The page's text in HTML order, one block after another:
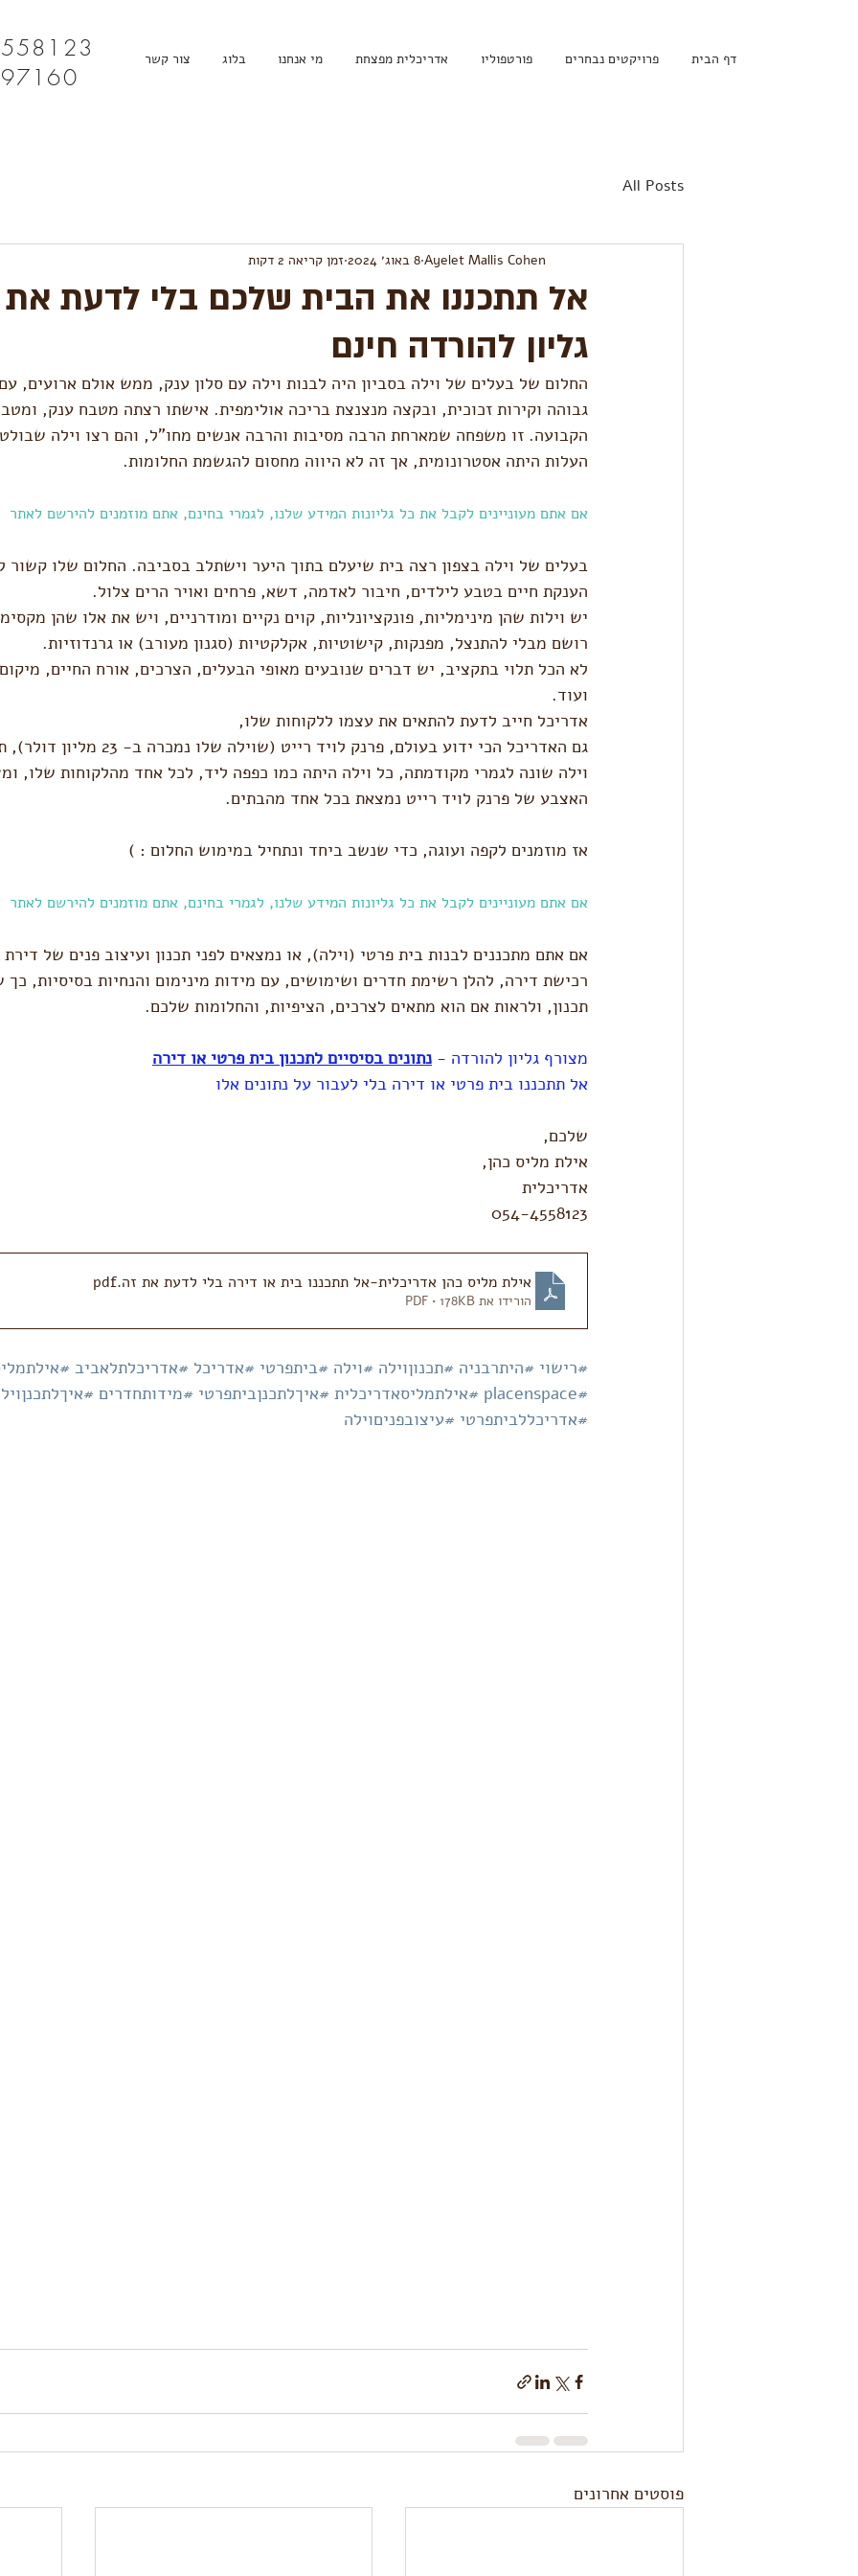
דף הבית פרויקטים נבחרים פורטפוליו אדריכלית מפצחת מי אנחנו בלוג צור קשר
All Posts
אל תתכננו את הבית שלכם בלי לדעת
גליון להורדה חינם
Ayelet Mallis Cohen 8 באוג׳ 2024 זמן קריאה 2 דקות
החלום של בעלים של וילה בסביון היה לבנות וילה עם סלון ענק, ממש אולם ארועים,
גבוהה וקירות זכוכית, ובקצה מנצנצת בריכה אולימפית. אישתו רצתה מטבח ענק,
הקבועה. זו משפחה שמארחת הרבה מסיבות והרבה אנשים מחו"ל, והם רצו וילה
העלות היתה אסטרונומית, אך זה לא היווה מחסום להגשמת החלומות.
אם אתם מעוניינים לקבל את כל גליונות המידע שלנו, לגמרי בחינם, אתם מוזמנים להירשם לאתר
בעלים של וילה בצפון רצה בית שיעלם בתוך היער וישתלב בסביבה. החלום שלו קשור
הענקת חיים בטבע לילדים, חיבור לאדמה, דשא, פרחים ואויר הרים צלול.
יש וילות שהן מינימליות, פונקציונליות, קוים נקיים ומודרניים, ויש את אלו שהן
רושם מבלי להתנצל, מפנקות, קישוטיות, אקלקטיות (סגנון מעורב) או גרנדוזיות.
לא הכל תלוי בתקציב, יש דברים שנובעים מאופי הבעלים, הצרכים, אורח החיים,
ועוד.
אדריכל חייב לדעת להתאים את עצמו ללקוחות שלו,
גם האדריכל הכי ידוע בעולם, פרנק לויד
וילה שונה לגמרי מקודמתה, כל וילה היתה כמו כפפה ליד, לכל אחד מהלקוחות שלו,
האצבע של פרנק לויד רייט נמצאת בכל אחד מהבתים.
אז מוזמנים לקפה ועוגה, כדי שנשב ביחד ונתחיל במימוש החלום : )
אם אתם מעוניינים לקבל את כל גליונות המידע שלנו, לגמרי בחינם, אתם מוזמנים להירשם לאתר
אם אתם מתכננים לבנות בית פרטי (וילה), או נמצאים לפני תכנון ועיצוב פנים של דירת
רכישת דירה, להלן רשימת חדרים ושימושים, עם מידות מינימום והנחיות בסיסיות, כך
תכנון, ולראות אם הוא מתאים לצרכים, הציפיות, והחלומות שלכם.
מצורף גליון להורדה - נתונים בסיסיים לתכנון בית פרטי או דירה
אל תתכננו בית פרטי או דירה בלי לעבור על נתונים אלו
שלכם,
אילת מליס כהן,
אדריכלית
054-4558123
אילת מליס כהן אדריכלית-אל תתכננו בית או דירה בלי לדעת את זה.pdf
הורידו את PDF • 178KB
#רישוי #היתרבניה #תכנוןוילה #וילה #ביתפרטי #אדריכל #אדריכלתלאביב
#placenspace
#אילתמליסאדריכלית #איךלתכנןביתפרטי #מידותחדרים
#אדריכללביתפרטי #עיצובפניםוילה
פוסטים אחרונים